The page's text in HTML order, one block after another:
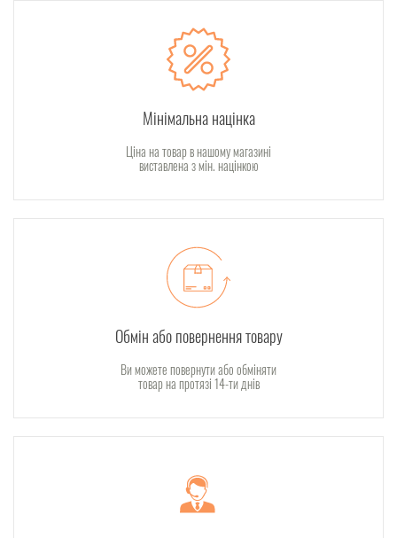
Мінімальна націнка
Ціна на товар в нашому магазині
виставлена з мін. націнкою
Обмін або повернення товару
Ви можете повернути або обміняти
товар на протязі 14-ти днів